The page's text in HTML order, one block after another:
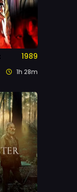
1989
1h 28m